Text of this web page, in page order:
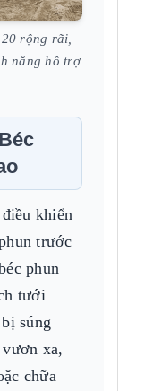
rộng rãi,
năng hỗ trợ
khiển
trước
phun
tưới
súng
vươn xa,
chữa